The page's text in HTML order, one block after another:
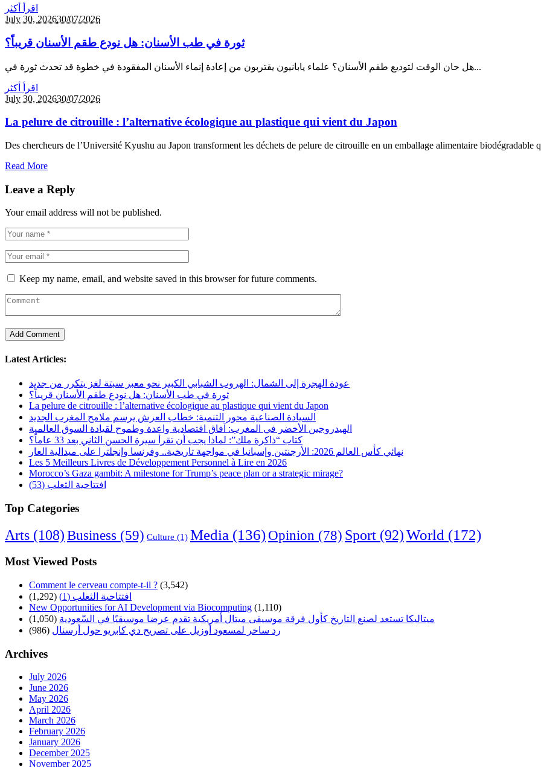
اقرأ أكثر
July 30, 202630/07/2026
ثورة في طب الأسنان: هل نودع طقم الأسنان قريباً؟
هل حان الوقت لتوديع طقم الأسنان؟ علماء يابانيون يقتربون من إعادة إنماء الأسنان المفقودة في خطوة قد تحدث ثورة في...
اقرأ أكثر
July 30, 202630/07/2026
La pelure de citrouille : l’alternative écologique au plastique qui vient du Japon
Des chercheurs de l’Université Kyushu au Japon transforment les déchets de pelure de citrouille en un emballage alimentaire biodégradable
Read More
Leave a Reply
Your email address will not be published.
Keep my name, email, and website saved in this browser for future comments.
Latest Articles:
عودة الهجرة إلى الشمال: الهروب الشبابي الكبير نحو معبر سبتة لغز يتكرر من جديد
ثورة في طب الأسنان: هل نودع طقم الأسنان قريباً؟
La pelure de citrouille : l’alternative écologique au plastique qui vient du Japon
السيادة الصناعية محور التنمية: خطاب العرش يرسم ملامح المغرب الجديد
الهيدروجين الأخضر في المغرب: آفاق اقتصادية واعدة وطموح لقيادة السوق العالمية
كتاب “ذاكرة ملك”: لماذا يجب أن تقرأ سيرة الحسن الثاني بعد 33 عاماً؟
نهائي كأس العالم 2026: الأرجنتين وإسبانيا في مواجهة تاريخية.. وفرنسا وإنجلترا على ميدالية العار
Les 5 Meilleurs Livres de Développement Personnel à Lire en 2026
Morocco’s Gaza gambit: A milestone for Trump’s peace plan or a strategic mirage?
افتتاحية الثعلب (53)
Top Categories
Arts (108) Business (59) Culture (1) Media (136)Opinion (78) Sport (92)World (172)
Most Viewed Posts
Comment le cerveau compte-t-il ? (3,542)
افتتاحية الثعلب (1)
(1,292)
New Opportunities for AI Development via Biocomputing (1,110)
ميتاليكا تستعد لصنع التاريخ كأول فرقة موسيقى ميتال أمريكية تقدم عرضا موسيقيًا في السّعودية (1,050)
رد ساخر لمسعود أوزيل على تصريح دي كابريو حول أرسنال (986)
Archives
July 2026
June 2026
May 2026
April 2026
March 2026
February 2026
January 2026
December 2025
November 2025